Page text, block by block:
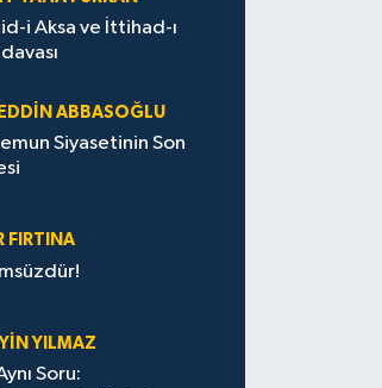
i Aksa ve İttihad-ı
ABBASOĞLU
Siyasetinin Son
FIRTINA
YILMAZ
Soru: